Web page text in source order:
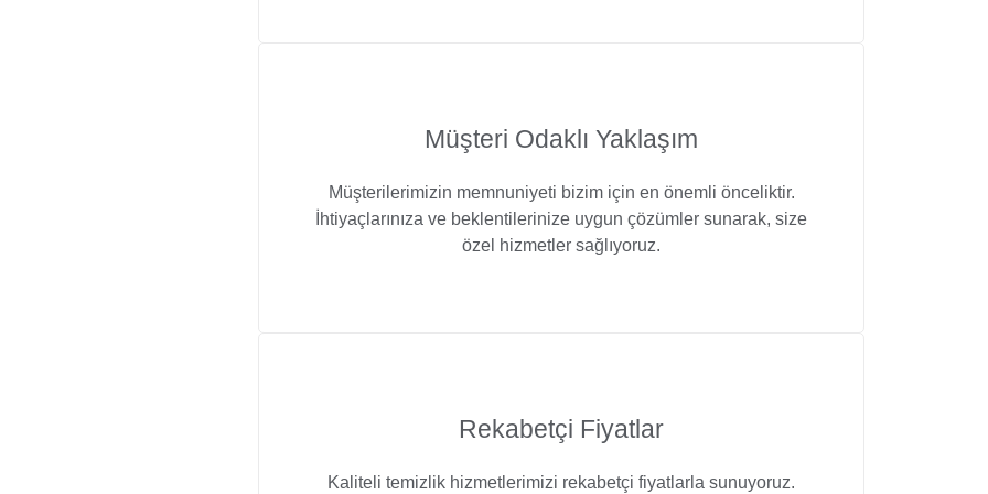
Müşteri Odaklı Yaklaşım
Müşterilerimizin memnuniyeti bizim için en önemli önceliktir.
İhtiyaçlarınıza ve beklentilerinize uygun çözümler sunarak, size
özel hizmetler sağlıyoruz.
Rekabetçi Fiyatlar
Kaliteli temizlik hizmetlerimizi rekabetçi fiyatlarla sunuyoruz.